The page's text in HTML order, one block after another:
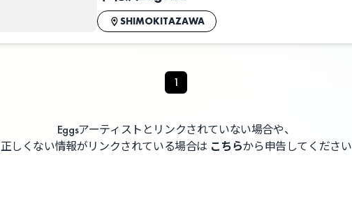
SHIMOKITAZAWA
1
Eggsアーティストとリンクされていない場合や、
正しくない情報がリンクされている場合は こちらから申告してください